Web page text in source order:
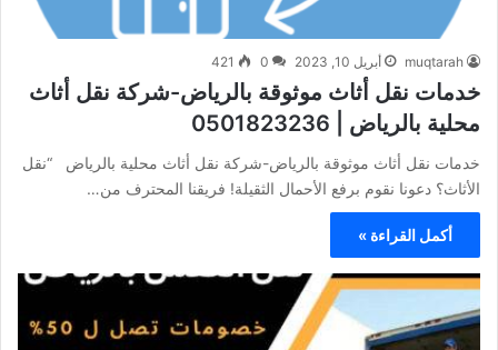
muqtarah أبريل 10, 2023 0
421
خدمات نقل أثاث موثوقة بالرياض-شركة نقل أثاث
محلية بالرياض | 0501823236
خدمات نقل أثاث موثوقة بالرياض-شركة نقل أثاث محلية بالرياض “نقل
الأثاث؟ دعونا نقوم برفع الأحمال الثقيلة! فريقنا المحترف من…
أكمل القراءة »